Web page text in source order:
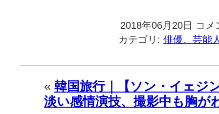
2018年06月20日
韓
国
旅
｜
ク・
ソ
ジ
コメ
カテゴリ: 俳優、芸能
« 韓国旅行｜【ソン・イェジ
淡い感情演技、撮影中も胸